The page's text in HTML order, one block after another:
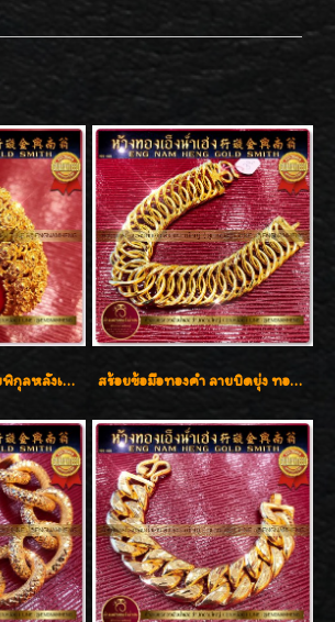
สร้อยข้อมือทองคำลายพิกุลหลังเต่า น้ำหนัก 86.6g ( 5.71 บาท ) หน้ากว้าง 20 มิล สร้อยข้อมือทองคำ ลายบิดยุ่ง ทองคำ 96.5% น้ำหนัก 3 บาท สวยน่าสะสมค่ะ